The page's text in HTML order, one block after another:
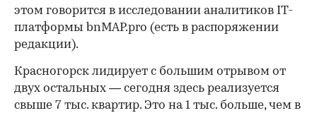
этом говорится в исследовании аналитиков IT-
платформы bnMAP.pro (есть в распоряжении
редакции).
Красногорск лидирует с большим отрывом от
двух остальных — сегодня здесь реализуется
свыше 7 тыс. квартир. Это на 1 тыс. больше, чем в